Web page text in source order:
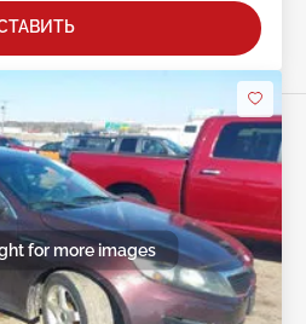
for more images